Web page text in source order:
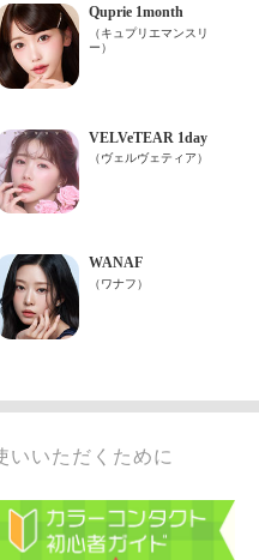
いいただくために